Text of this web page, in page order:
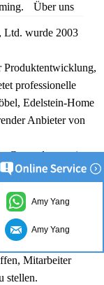
Über uns
Ltd. wurde 2003
Produktentwicklung,
professionelle
Edelstein-Home
Anbieter von
Guangdong, mit
an strikter
jederzeit, um
Mitarbeiter
stellen.
Amy Yang
Amy Yang